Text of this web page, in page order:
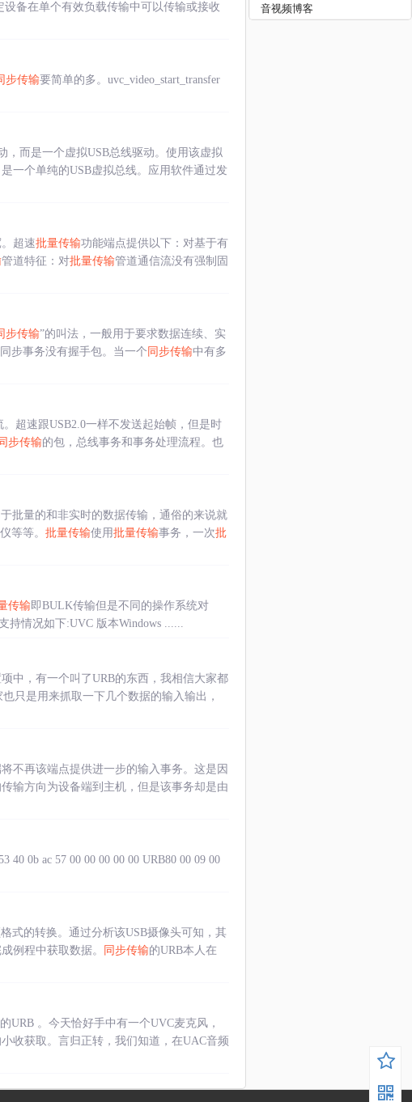
设备在单个有效负载传输中可以传输或接收
步传输要简单的多。uvc_video_start_transfer
，而是一个虚拟USB总线驱动。使用该虚拟
一个单纯的USB虚拟总线。应用软件通过发
超速批量传输功能端点提供以下：对基于有
管道特征：对批量传输管道通信流没有强制固
步传输”的叫法，一般用于要求数据连续、实
步事务没有握手包。当一个 同步传输中有多
超速跟USB2.0一样不发送起始帧，但是时
步传输的包，总线事务和事务处理流程。也
批量的和非实时的数据传输，通俗的来说就
等等。 批量传输使用批量传输事务，一次批
传输即BULK传输但是不同的操作系统对
持情况如下:UVC 版本Windows ......
中，有一个叫了URB的东西，我相信大家都
只是用来抓取一下几个数据的输入输出，
不再该端点提供进一步的输入事务。这是因
输方向为设备端到主机，但是该事务却是由
0b ac 57 00 00 00 00 00 URB80 00 09 00
式的转换。通过分析该USB摄像头可知，其
例程中获取数据。 同步传输的URB本人在
的URB 。今天恰好手中有一个UVC麦克风，
收获取。言归正转，我们知道，在UAC音频
音视频博客